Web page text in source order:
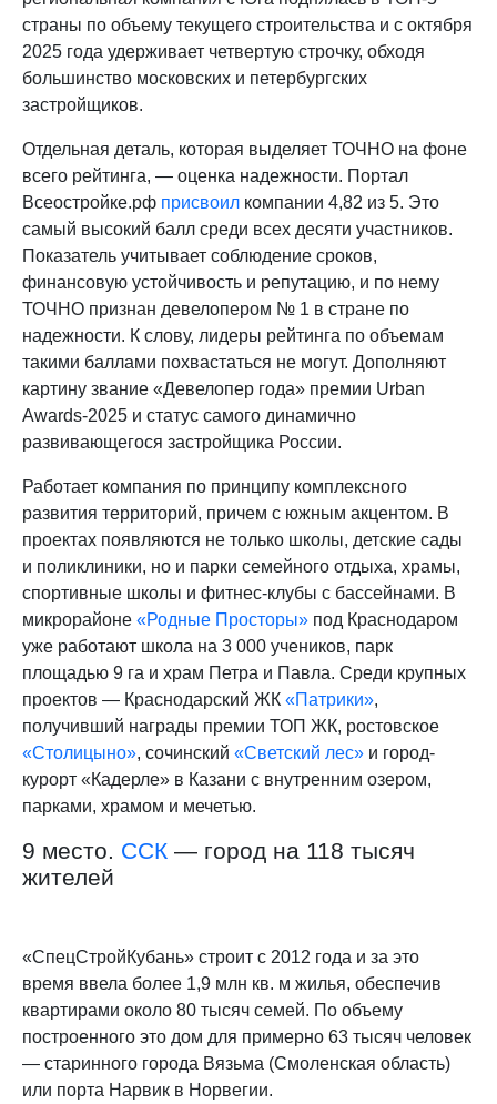
страны по объему текущего строительства и с октября
2025 года удерживает четвертую строчку, обходя
большинство московских и петербургских
застройщиков.
Отдельная деталь, которая выделяет ТОЧНО на фоне
всего рейтинга, — оценка надежности. Портал
Всеостройке.рф присвоил компании 4,82 из 5. Это
самый высокий балл среди всех десяти участников.
Показатель учитывает соблюдение сроков,
финансовую устойчивость и репутацию, и по нему
ТОЧНО признан девелопером № 1 в стране по
надежности. К слову, лидеры рейтинга по объемам
такими баллами похвастаться не могут. Дополняют
картину звание «Девелопер года» премии Urban
Awards-2025 и статус самого динамично
развивающегося застройщика России.
Работает компания по принципу комплексного
развития территорий, причем с южным акцентом. В
проектах появляются не только школы, детские сады
и поликлиники, но и парки семейного отдыха, храмы,
спортивные школы и фитнес-клубы с бассейнами. В
микрорайоне «Родные Просторы» под Краснодаром
уже работают школа на 3 000 учеников, парк
площадью 9 га и храм Петра и Павла. Среди крупных
проектов — Краснодарский ЖК «Патрики»,
получивший награды премии ТОП ЖК, ростовское
«Столицыно», сочинский «Светский лес» и город-
курорт «Кадерле» в Казани с внутренним озером,
парками, храмом и мечетью.
9 место. ССК — город на 118 тысяч
жителей
«СпецСтройКубань» строит с 2012 года и за это
время ввела более 1,9 млн кв. м жилья, обеспечив
квартирами около 80 тысяч семей. По объему
построенного это дом для примерно 63 тысяч человек
— старинного города Вязьма (Смоленская область)
или порта Нарвик в Норвегии.